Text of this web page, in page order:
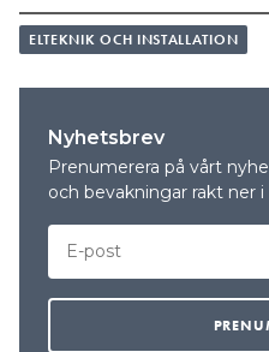
ELTEKNIK OCH INSTALLATION
Nyhetsbrev
Prenumerera på vårt
och bevakningar rakt ner